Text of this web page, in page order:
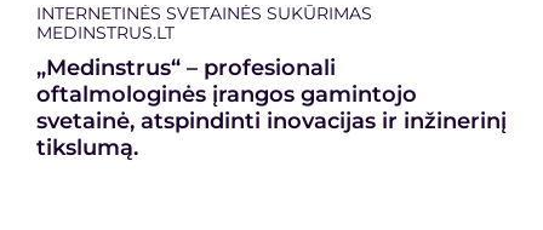
INTERNETINĖS SVETAINĖS SUKŪRIMAS
MEDINSTRUS.LT
„Medinstrus“ – profesionali
oftalmologinės įrangos gamintojo
svetainė, atspindinti inovacijas ir inžinerinį
tikslumą.